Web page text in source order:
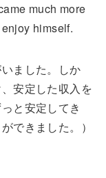
much more
himself.
ました。しか
安定した収入を
と安定してき
できました。）